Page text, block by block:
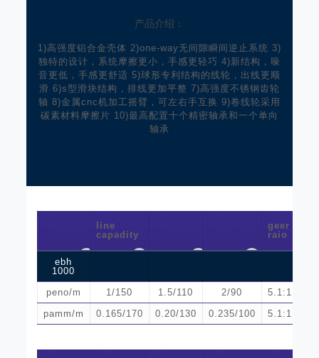
产品介绍：
1)高强度铝合金壳体 2)one-way无间隙瞬间逆止系统 3)
独特的设计，系统摩擦更小，手感更轻巧 4)新结构，噪
音更低，手感更舒适 5)球形专利结构的线轮，出线更顺
滑 6)s型滑块结构，排线更加平整 7)高强度不锈钢齿轮
轴 8)金属cnc机加工摇臂，可左右手互换 9)卷线轮采用
碳素材料摩擦片 10)最高配置十个精密轴承和一个单向
轴承
line
capadity
geer
raio
ebh
1000
peno/m
1/150 1.5/110 2/90
5.1:1
pamm/m
0.165/170 0.20/130 0.235/100 5.1:1